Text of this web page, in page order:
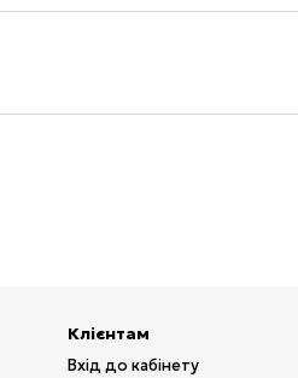
Клієнтам
Вхід до кабінету